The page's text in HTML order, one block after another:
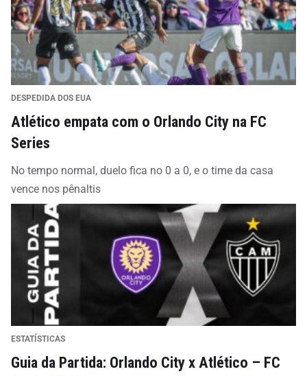
DESPEDIDA DOS EUA
Atlético empata com o Orlando City na FC
Series
No tempo normal, duelo fica no 0 a 0, e o time da casa
vence nos pênaltis
ESTATÍSTICAS
Guia da Partida: Orlando City x Atlético – FC